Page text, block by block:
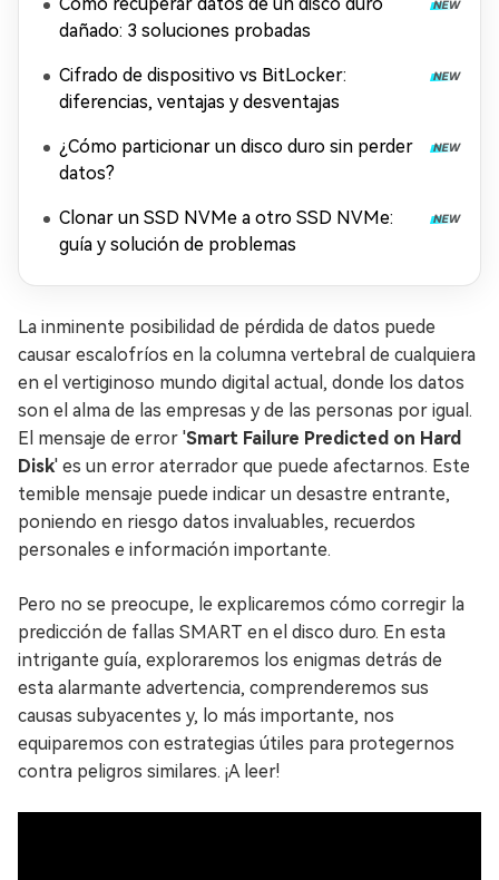
dañado: 3 soluciones probadas
Cifrado de dispositivo vs BitLocker:
diferencias, ventajas y desventajas
¿Cómo particionar un disco duro sin perder
datos?
Clonar un SSD NVMe a otro SSD NVMe:
guía y solución de problemas
La inminente posibilidad de pérdida de datos puede
causar escalofríos en la columna vertebral de cualquiera
en el vertiginoso mundo digital actual, donde los datos
son el alma de las empresas y de las personas por igual.
El mensaje de error 'Smart Failure Predicted on Hard
Disk' es un error aterrador que puede afectarnos. Este
temible mensaje puede indicar un desastre entrante,
poniendo en riesgo datos invaluables, recuerdos
personales e información importante.
Pero no se preocupe, le explicaremos cómo corregir la
predicción de fallas SMART en el disco duro. En esta
intrigante guía, exploraremos los enigmas detrás de
esta alarmante advertencia, comprenderemos sus
causas subyacentes y, lo más importante, nos
equiparemos con estrategias útiles para protegernos
contra peligros similares. ¡A leer!